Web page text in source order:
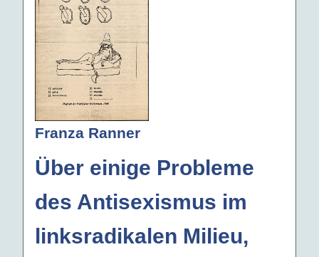
Franza Ranner
Über einige Probleme
des Antisexismus im
linksradikalen Milieu,